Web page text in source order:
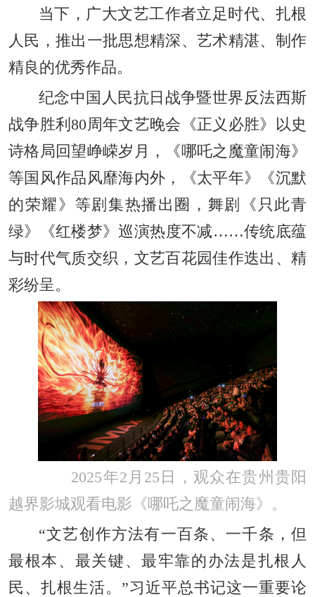
当下，广大文艺工作者立足时代、扎根
人民，推出一批思想精深、艺术精湛、制作
精良的优秀作品。
纪念中国人民抗日战争暨世界反法西斯
战争胜利80周年文艺晚会《正义必胜》以史
诗格局回望峥嵘岁月，《哪吒之魔童闹海》
等国风作品风靡海内外，《太平年》《沉默
的荣耀》等剧集热播出圈，舞剧《只此青
绿》《红楼梦》巡演热度不减……传统底蕴
与时代气质交织，文艺百花园佳作迭出、精
彩纷呈。
2025年2月25日，观众在贵州贵阳
越界影城观看电影《哪吒之魔童闹海》。
“文艺创作方法有一百条、一千条，但
最根本、最关键、最牢靠的办法是扎根人
民、扎根生活。”习近平总书记这一重要论